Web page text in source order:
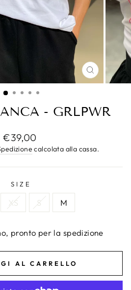
CHIUDI
(ESC)
- GRLPWR
Prezzo
di
€39,00
calcolata alla cassa.
SIZE
XS S M
pronto per la spedizione
AL CARRELLO